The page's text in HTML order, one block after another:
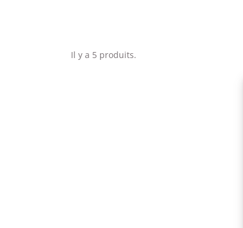
Il y a 5 produits.